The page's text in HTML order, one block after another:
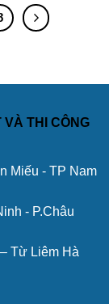
VÀ THI CÔNG
Miếu - TP Nam
- P.Châu
Từ Liêm Hà